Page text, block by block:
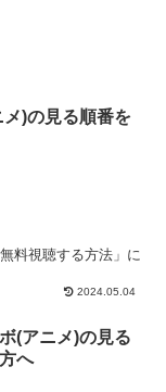
)の見る順番を
料視聴する方法」に
2024.05.04
(アニメ)の見る
へ